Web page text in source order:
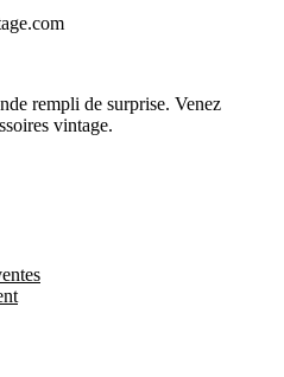
rempli de surprise. Venez
vintage.